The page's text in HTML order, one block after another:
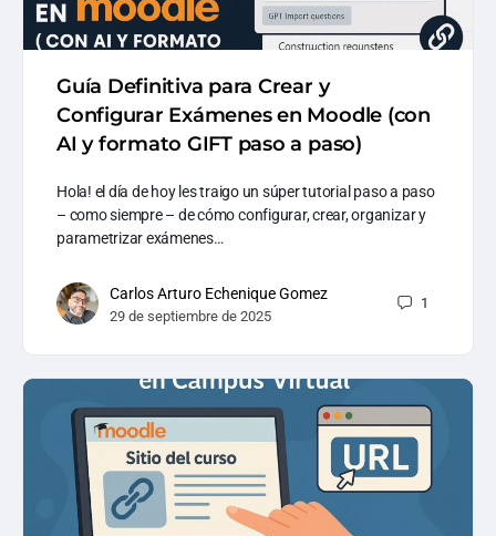
Guía Definitiva para Crear y
Configurar Exámenes en Moodle (con
AI y formato GIFT paso a paso)
Hola! el día de hoy les traigo un súper tutorial paso a paso
– como siempre – de cómo configurar, crear, organizar y
parametrizar exámenes…
Carlos Arturo Echenique Gomez
29 de septiembre de 2025
1